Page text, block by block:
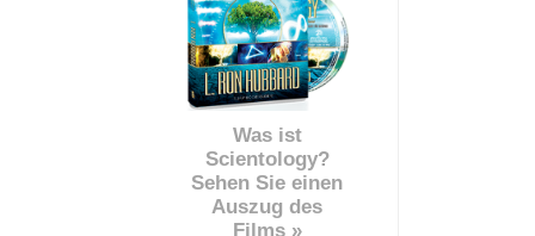
Was ist
Scientology?
Sehen Sie einen
Auszug des
Films »